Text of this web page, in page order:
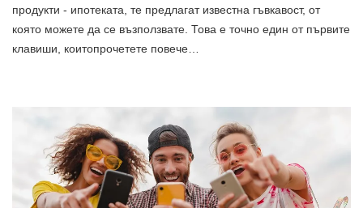
продукти - ипотеката, те предлагат известна гъвкавост, от
която можете да се възползвате. Това е точно един от първите
клавиши, коитопрочетете повече…